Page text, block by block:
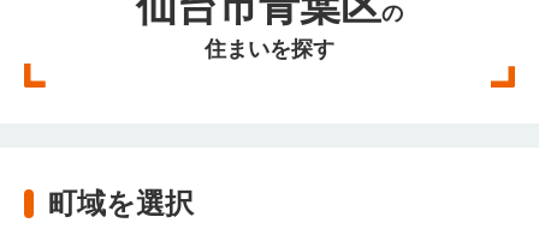
の
住まいを探す
町域を選択